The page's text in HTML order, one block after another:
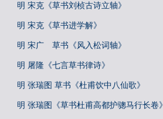
明 宋克《草书刘桢古诗立轴》
明 宋克《草书进学解》
明 宋广 草书《风入松词轴》
明 屠隆《七言草书律诗》
明 张瑞图 草书《杜甫饮中八仙歌》
明 张瑞图《草书杜甫高都护骢马行长卷》